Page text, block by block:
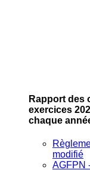
Rapport des
exercices
chaque
modifié
AGFPN